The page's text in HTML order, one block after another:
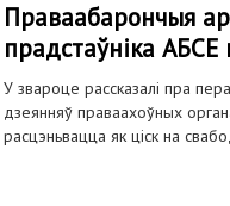
Праваабарончыя
прадстаўніка
У звароце рассказалі пра
дзеянняў праваахоўных
расцэньвацца як ціск на